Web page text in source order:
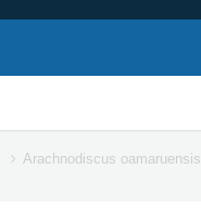
Arachnodiscus oamaruensis